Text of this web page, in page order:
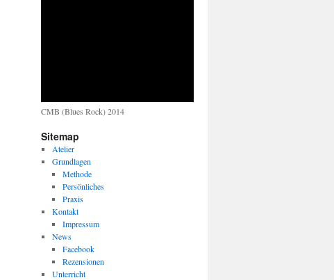
CMB (Blues Rock) 2014
Sitemap
Atelier
Grundlagen
Methode
Persönliches
Praxis
Kontakt
Impressum
News
Facebook
Rezensionen
Unterricht